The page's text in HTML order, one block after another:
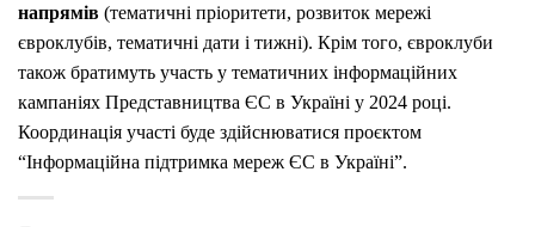
напрямів (тематичні пріоритети, розвиток мережі
євроклубів, тематичні дати і тижні). Крім того, євроклуби
також братимуть участь у тематичних інформаційних
кампаніях Представництва ЄС в Україні у 2024 році.
Координація участі буде здійснюватися проєктом
“Інформаційна підтримка мереж ЄС в Україні”.